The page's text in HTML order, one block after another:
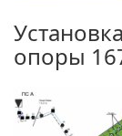
опоры